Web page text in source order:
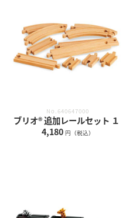
No.640647000
ブリオ® 追加レールセット １
4,180 円（税込）